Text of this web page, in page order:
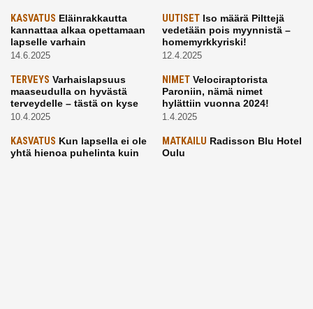
KASVATUS Eläinrakkautta
kannattaa alkaa opettamaan
lapselle varhain
14.6.2025
UUTISETIso määrä Pilttejä
vedetään pois myynnistä –
homemyrkkyriski!
12.4.2025
TERVEYS Varhaislapsuus
maaseudulla on hyvästä
terveydelle – tästä on kyse
10.4.2025
NIMETVelociraptorista
Paroniin, nämä nimet
hylättiin vuonna 2024!
1.4.2025
KASVATUS Kun lapsella ei ole
yhtä hienoa puhelinta kuin
MATKAILU Radisson Blu Hotel
Oulu